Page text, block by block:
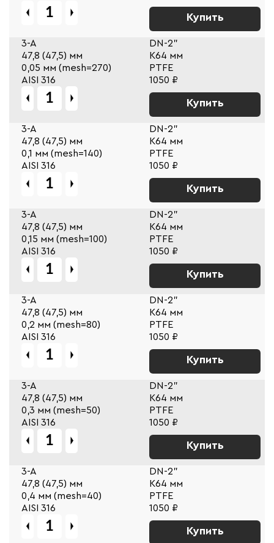
Купить
3-A
DN-2"
47,8 (47,5) мм
К64 мм
0,05 мм (mesh=270)
PTFE
AISI 316
1050 ₽
Купить
3-A
DN-2"
47,8 (47,5) мм
К64 мм
0,1 мм (mesh=140)
PTFE
AISI 316
1050 ₽
Купить
3-A
DN-2"
47,8 (47,5) мм
К64 мм
0,15 мм (mesh=100)
PTFE
AISI 316
1050 ₽
Купить
3-A
DN-2"
47,8 (47,5) мм
К64 мм
0,2 мм (mesh=80)
PTFE
AISI 316
1050 ₽
Купить
3-A
DN-2"
47,8 (47,5) мм
К64 мм
0,3 мм (mesh=50)
PTFE
AISI 316
1050 ₽
Купить
3-A
DN-2"
47,8 (47,5) мм
К64 мм
0,4 мм (mesh=40)
PTFE
AISI 316
1050 ₽
Купить